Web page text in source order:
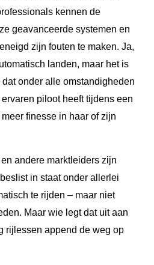
kennen de
geavanceerde systemen en
zijn fouten te maken. Ja,
landen, maar het is
onder alle omstandigheden
piloot heeft tijdens een
finesse in haar of zijn
en andere marktleiders zijn
in staat onder allerlei
te rijden – maar niet
Maar wie legt dat uit aan
rijlessen append de weg op